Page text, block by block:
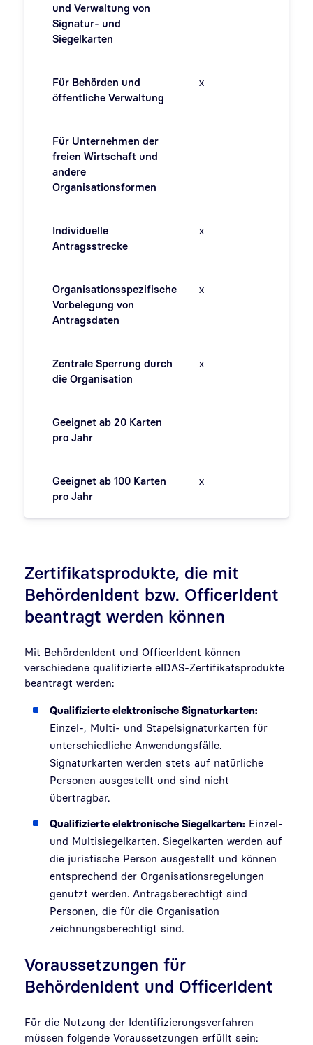
und Verwaltung von
Signatur- und
Siegelkarten
Für Behörden und
öffentliche Verwaltung
x
Für Unternehmen der
freien Wirtschaft und
andere
Organisationsformen
Individuelle
Antragsstrecke
x
Organisationsspezifische
Vorbelegung von
Antragsdaten
x
Zentrale Sperrung durch
die Organisation
x
Geeignet ab 20 Karten
pro Jahr
Geeignet ab 100 Karten
pro Jahr
x
Zertifikatsprodukte, die mit
BehördenIdent bzw. OfficerIdent
beantragt werden können
Mit BehördenIdent und OfficerIdent können
verschiedene qualifizierte eIDAS-Zertifikatsprodukte
beantragt werden:
Qualifizierte elektronische Signaturkarten:
Einzel-, Multi- und Stapelsignaturkarten für
unterschiedliche Anwendungsfälle.
Signaturkarten werden stets auf natürliche
Personen ausgestellt und sind nicht
übertragbar.
Qualifizierte elektronische Siegelkarten: Einzel-
und Multisiegelkarten. Siegelkarten werden auf
die juristische Person ausgestellt und können
entsprechend der Organisationsregelungen
genutzt werden. Antragsberechtigt sind
Personen, die für die Organisation
zeichnungsberechtigt sind.
Voraussetzungen für
BehördenIdent und OfficerIdent
Für die Nutzung der Identifizierungsverfahren
müssen folgende Voraussetzungen erfüllt sein: